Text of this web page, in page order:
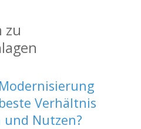
zu
Verhältnis
und Nutzen?